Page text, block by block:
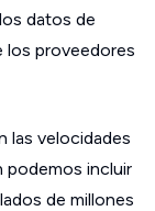
datos de
los proveedores
las velocidades
podemos incluir
de millones